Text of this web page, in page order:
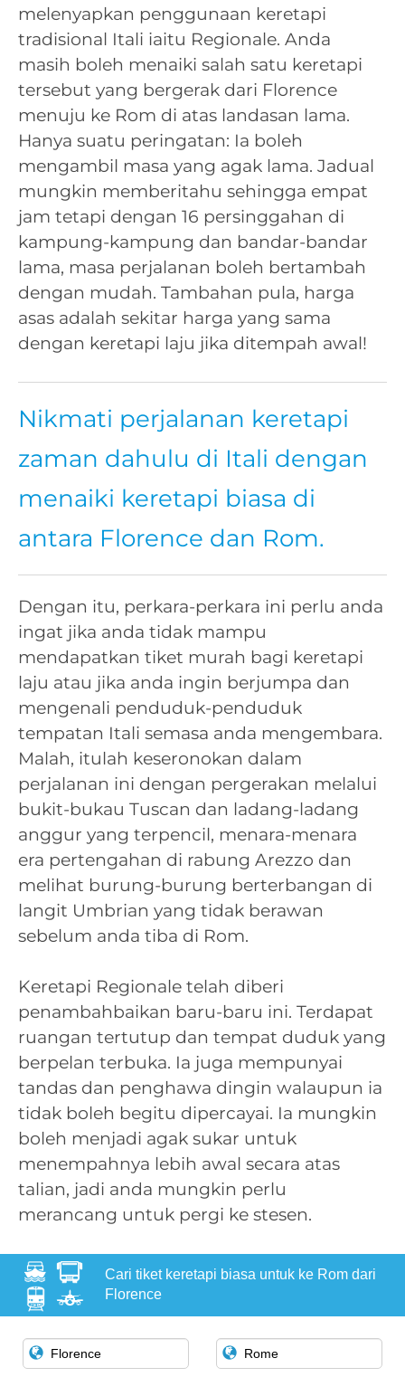
melenyapkan penggunaan keretapi
tradisional Itali iaitu Regionale. Anda
masih boleh menaiki salah satu keretapi
tersebut yang bergerak dari Florence
menuju ke Rom di atas landasan lama.
Hanya suatu peringatan: Ia boleh
mengambil masa yang agak lama. Jadual
mungkin memberitahu sehingga empat
jam tetapi dengan 16 persinggahan di
kampung-kampung dan bandar-bandar
lama, masa perjalanan boleh bertambah
dengan mudah. Tambahan pula, harga
asas adalah sekitar harga yang sama
dengan keretapi laju jika ditempah awal!
Nikmati perjalanan keretapi
zaman dahulu di Itali dengan
menaiki keretapi biasa di
antara Florence dan Rom.
Dengan itu, perkara-perkara ini perlu anda
ingat jika anda tidak mampu
mendapatkan tiket murah bagi keretapi
laju atau jika anda ingin berjumpa dan
mengenali penduduk-penduduk
tempatan Itali semasa anda mengembara.
Malah, itulah keseronokan dalam
perjalanan ini dengan pergerakan melalui
bukit-bukau Tuscan dan ladang-ladang
anggur yang terpencil, menara-menara
era pertengahan di rabung Arezzo dan
melihat burung-burung berterbangan di
langit Umbrian yang tidak berawan
sebelum anda tiba di Rom.
Keretapi Regionale telah diberi
penambahbaikan baru-baru ini. Terdapat
ruangan tertutup dan tempat duduk yang
berpelan terbuka. Ia juga mempunyai
tandas dan penghawa dingin walaupun ia
tidak boleh begitu dipercayai. Ia mungkin
boleh menjadi agak sukar untuk
menempahnya lebih awal secara atas
talian, jadi anda mungkin perlu
merancang untuk pergi ke stesen.
Cari tiket keretapi biasa untuk ke Rom dari
Florence